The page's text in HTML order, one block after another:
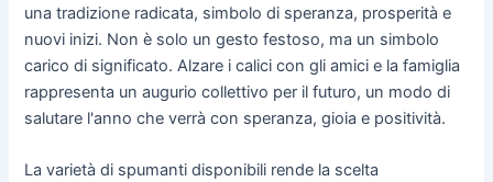
una tradizione radicata, simbolo di speranza, prosperità e
nuovi inizi. Non è solo un gesto festoso, ma un simbolo
carico di significato. Alzare i calici con gli amici e la famiglia
rappresenta un augurio collettivo per il futuro, un modo di
salutare l'anno che verrà con speranza, gioia e positività.
La varietà di spumanti disponibili rende la scelta